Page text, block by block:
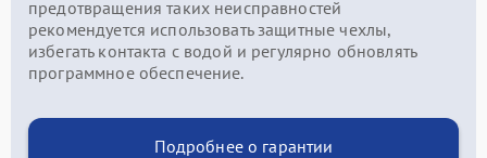
предотвращения таких неисправностей
рекомендуется использовать защитные чехлы,
избегать контакта с водой и регулярно обновлять
программное обеспечение.
Подробнее о гарантии